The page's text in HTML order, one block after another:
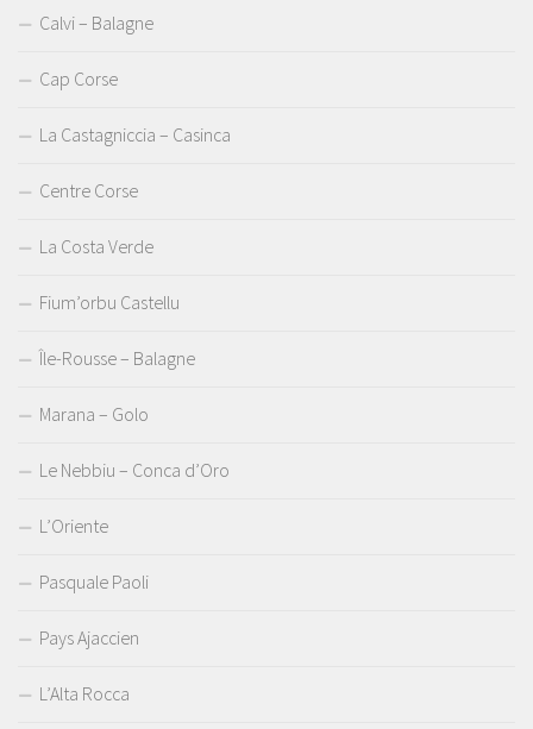
Calvi – Balagne
Cap Corse
La Castagniccia – Casinca
Centre Corse
La Costa Verde
Fium’orbu Castellu
Île-Rousse – Balagne
Marana – Golo
Le Nebbiu – Conca d’Oro
L’Oriente
Pasquale Paoli
Pays Ajaccien
L’Alta Rocca